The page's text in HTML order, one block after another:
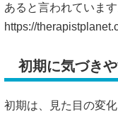
あると言われています
https://
初期に気づき
初期は、見た目の変